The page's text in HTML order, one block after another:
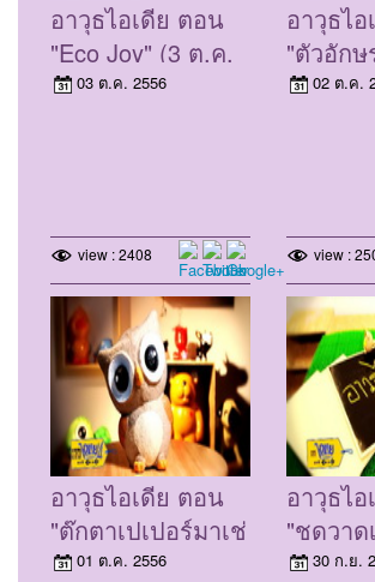
อาวุธไอเดีย ตอน
"Eco Joy" (3 ต.ค.
56)03 ต.ค. 2556
view : 2408
อาวุธไ
"ตัวอักษ
(2 ต.ค.
02 ต.ค.
view :
อาวุธไอเดีย ตอน
"ตุ๊กตาเปเปอร์มาเช่
รูปสัตว์" (1 ต.ค.
01 ต.ค. 2556
อาวุธไ
"ชุดวาด
เส้น"30 ก.ย.